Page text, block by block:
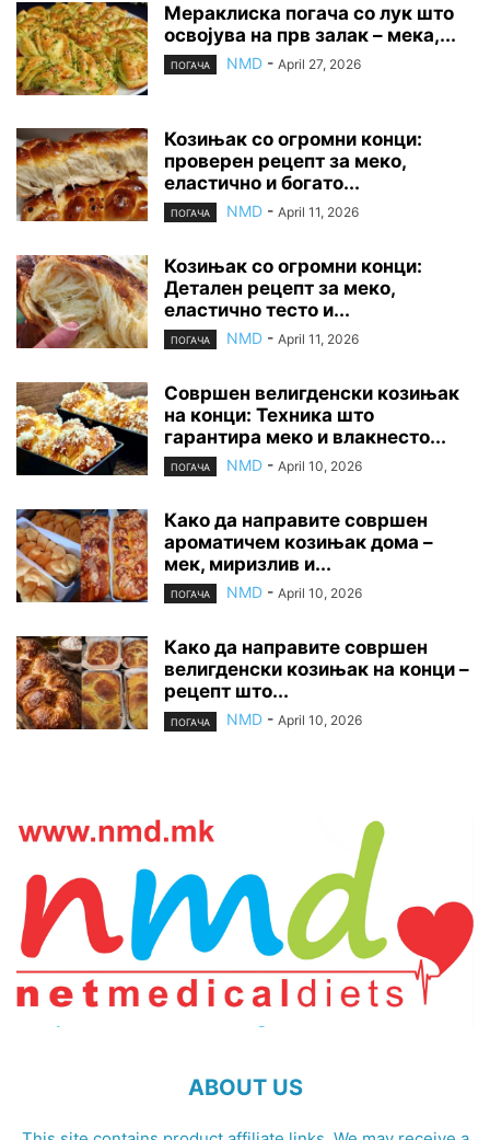
Мераклиска погача со лук што
освојува на прв залак – мека,...
ПОГАЧА NMD - April 27, 2026
Козињак со огромни конци:
проверен рецепт за меко,
еластично и богато...
ПОГАЧА NMD - April 11, 2026
Козињак со огромни конци:
Детален рецепт за меко,
еластично тесто и...
ПОГАЧА NMD - April 11, 2026
Совршен велигденски козињак
на конци: Техника што
гарантира меко и влакнесто...
ПОГАЧА NMD - April 10, 2026
Како да направите совршен
ароматичем козињак дома –
мек, миризлив и...
ПОГАЧА NMD - April 10, 2026
Како да направите совршен
велигденски козињак на конци –
рецепт што...
ПОГАЧА NMD - April 10, 2026
ABOUT US